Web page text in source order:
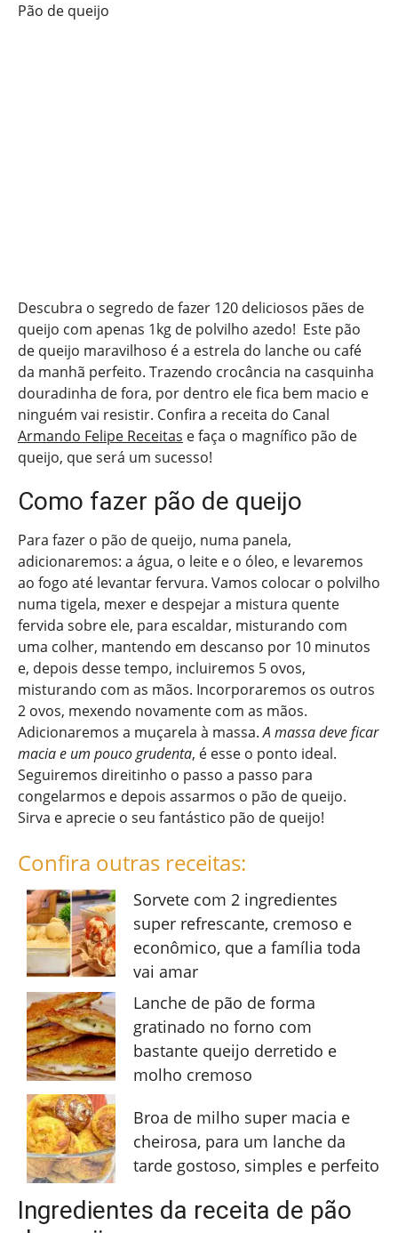
Pão de queijo
Descubra o segredo de fazer 120 deliciosos pães de
queijo com apenas 1kg de polvilho azedo! Este pão
de queijo maravilhoso é a estrela do lanche ou café
da manhã perfeito. Trazendo crocância na casquinha
douradinha de fora, por dentro ele fica bem macio e
ninguém vai resistir. Confira a receita do Canal
Armando Felipe Receitas e faça o magnífico pão de
queijo, que será um sucesso!
Como fazer pão de queijo
Para fazer o pão de queijo, numa panela,
adicionaremos: a água, o leite e o óleo, e levaremos
ao fogo até levantar fervura. Vamos colocar o polvilho
numa tigela, mexer e despejar a mistura quente
fervida sobre ele, para escaldar, misturando com
uma colher, mantendo em descanso por 10 minutos
e, depois desse tempo, incluiremos 5 ovos,
misturando com as mãos. Incorporaremos os outros
2 ovos, mexendo novamente com as mãos.
Adicionaremos a muçarela à massa.A massa deve ficar
macia e um pouco grudenta, é esse o ponto ideal.
Seguiremos direitinho o passo a passo para
congelarmos e depois assarmos o pão de queijo.
Sirva e aprecie o seu fantástico pão de queijo!
Confira outras receitas:
Sorvete com 2 ingredientes
super refrescante, cremoso e
econômico, que a família toda
vai amar
Lanche de pão de forma
gratinado no forno com
bastante queijo derretido e
molho cremoso
Broa de milho super macia e
cheirosa, para um lanche da
tarde gostoso, simples e perfeito
Ingredientes da receita de pão